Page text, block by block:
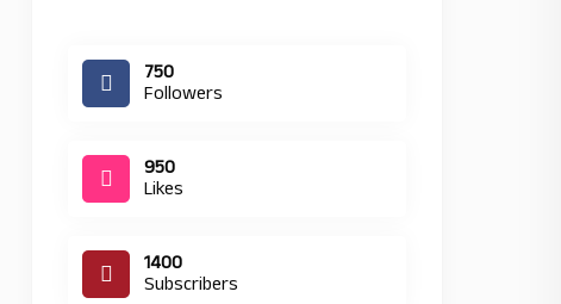
750
Followers
950
Likes
1400
Subscribers